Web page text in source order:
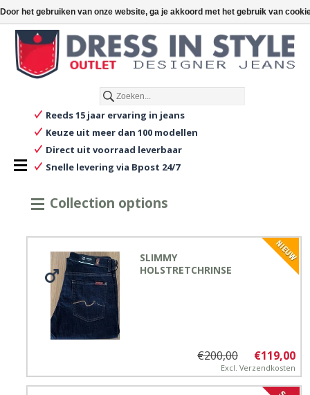
€0,00
€
Reeds 15 jaar ervaring in jeans
Keuze uit meer dan 100 modellen
Direct uit voorraad leverbaar
Snelle levering via Bpost 24/7
Collection options
SLIMMY
HOLSTRETCHRINSE
€119,00
€200,00
Excl. Verzendkosten
Door het gebruiken van onze website, ga je akkoord met het gebruik van